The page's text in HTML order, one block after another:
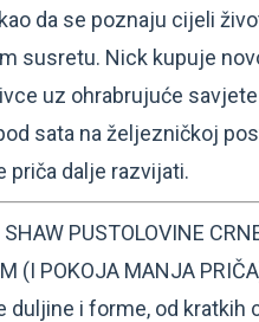
da se poznaju cijeli
susretu. Nick kupuje
uz ohrabrujuće
sata na željezničkoj
priča dalje razvijati.
SHAW PUSTOLOVINE
(I POKOJA MANJA
i forme, od kratkih